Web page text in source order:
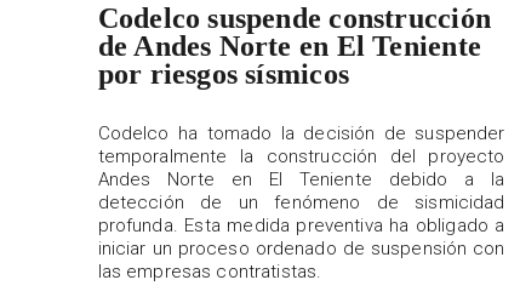
Codelco suspende construcción
de Andes Norte en El Teniente
por riesgos sísmicos
Codelco ha tomado la decisión de suspender
temporalmente la construcción del proyecto
Andes Norte en El Teniente debido a la
detección de un fenómeno de sismicidad
profunda. Esta medida preventiva ha obligado a
iniciar un proceso ordenado de suspensión con
las empresas contratistas.